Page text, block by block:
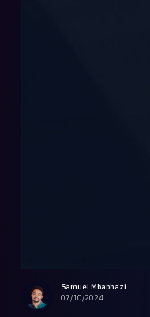
Samuel Mbabhazi
07/10/2024